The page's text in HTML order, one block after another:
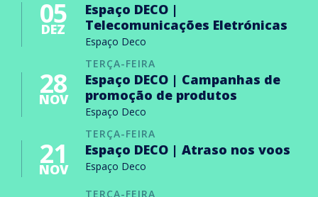
05
DEZ
Espaço DECO |
Telecomunicações Eletrónicas
Espaço Deco
TERÇA-FEIRA
28
NOV
Espaço DECO | Campanhas de
promoção de produtos
Espaço Deco
TERÇA-FEIRA
21
NOV
Espaço DECO | Atraso nos voos
Espaço Deco
TERÇA-FEIRA